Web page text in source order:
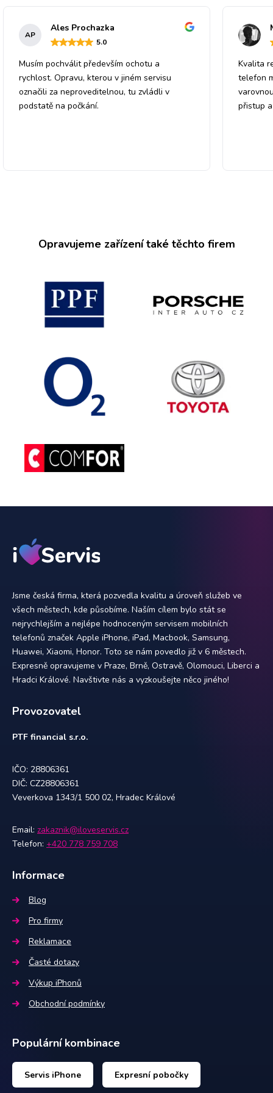
AP
Ales Prochazka
5.0
Musím pochválit především ochotu a
rychlost. Opravu, kterou v jiném servisu
označili za neproveditelnou, tu zvládli v
podstatě na počkání.
Kvalita
telefon
přistup
Opravujeme zařízení také těchto firem
Jsme česká firma, která pozvedla kvalitu a úroveň služeb ve
všech městech, kde působíme. Naším cílem bylo stát se
nejrychlejším a nejlépe hodnoceným servisem mobilních
telefonů značek Apple iPhone, iPad, Macbook, Samsung,
Huawei, Xiaomi, Honor. Toto se nám povedlo již v 6 městech.
Expresně opravujeme v Praze, Brně, Ostravě, Olomouci, Liberci a
Hradci Králové. Navštivte nás a vyzkoušejte něco jiného!
Provozovatel
PTF financial s.r.o.
IČO: 28806361
DIČ: CZ28806361
Veverkova 1343/1 500 02, Hradec Králové
Email: zakaznik@iloveservis.cz
Telefon: +420 778 759 708
Informace
Blog
Pro firmy
Reklamace
Časté dotazy
Výkup iPhonů
Obchodní podmínky
Populární kombinace
Servis iPhone Expresní pobočky